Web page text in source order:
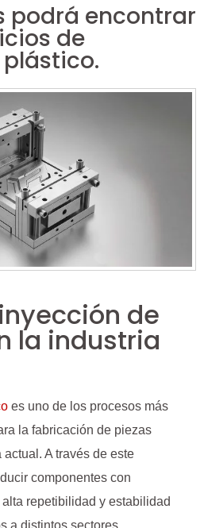
podrá encontrar
de
de
la industria
es uno de los procesos más
la fabricación de piezas
A través de este
componentes con
repetibilidad y estabilidad
a distintos sectores